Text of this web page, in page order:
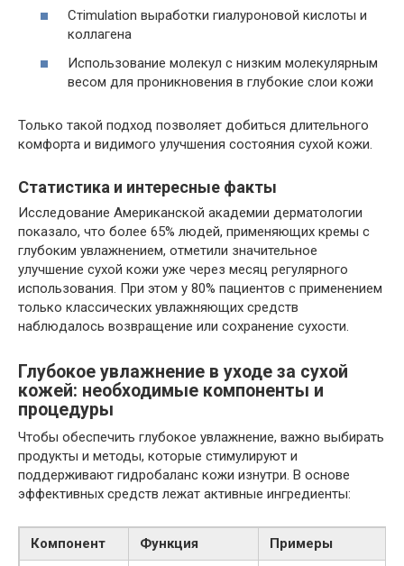
Стimulation выработки гиалуроновой кислоты и
коллагена
Использование молекул с низким молекулярным
весом для проникновения в глубокие слои кожи
Только такой подход позволяет добиться длительного
комфорта и видимого улучшения состояния сухой кожи.
Статистика и интересные факты
Исследование Американской академии дерматологии
показало, что более 65% людей, применяющих кремы с
глубоким увлажнением, отметили значительное
улучшение сухой кожи уже через месяц регулярного
использования. При этом у 80% пациентов с применением
только классических увлажняющих средств
наблюдалось возвращение или сохранение сухости.
Глубокое увлажнение в уходе за сухой
кожей: необходимые компоненты и
процедуры
Чтобы обеспечить глубокое увлажнение, важно выбирать
продукты и методы, которые стимулируют и
поддерживают гидробаланс кожи изнутри. В основе
эффективных средств лежат активные ингредиенты:
Компонент Функция Примеры